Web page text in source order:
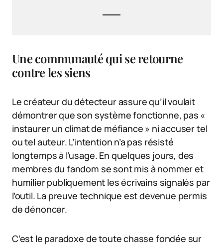
Une communauté qui se retourne
contre les siens
Le créateur du détecteur assure qu’il voulait
démontrer que son système fonctionne, pas «
instaurer un climat de méfiance » ni accuser tel
ou tel auteur. L’intention n’a pas résisté
longtemps à l’usage. En quelques jours, des
membres du fandom se sont mis à nommer et
humilier publiquement les écrivains signalés par
l’outil. La preuve technique est devenue permis
de dénoncer.
C’est le paradoxe de toute chasse fondée sur